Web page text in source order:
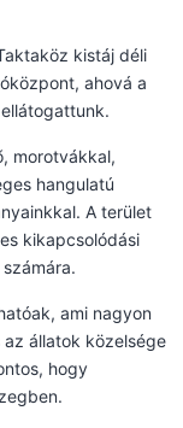
kistáj déli
ahová a
morotvákkal,
hangulatú
A terület
kikapcsolódási
ami nagyon
állatok közelsége
hogy